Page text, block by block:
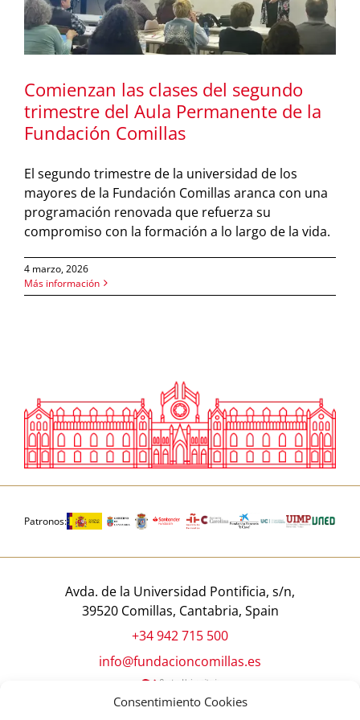
Consentimiento Cookies
Comienzan las clases del segundo
trimestre del Aula Permanente de la
Fundación Comillas
El segundo trimestre de la universidad de los
mayores de la Fundación Comillas aranca con una
programación renovada que refuerza su
compromiso con la formación a lo largo de la vida.
4 marzo, 2026
Más información
Patronos:
Avda. de la Universidad Pontificia, s/n,
39520 Comillas, Cantabria, Spain
+34 942 715 500
info@fundacioncomillas.es